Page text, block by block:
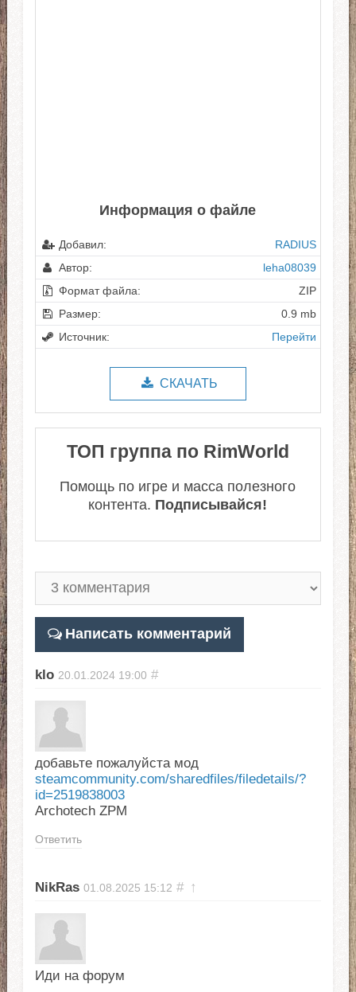
Информация о файле
Добавил:
RADIUS
Автор:
leha08039
Формат файла:
ZIP
Размер:
0.9 mb
Источник:
Перейти
СКАЧАТЬ
ТОП группа по RimWorld
Помощь по игре и масса полезного
контента. Подписывайся!
Написать комментарий
klo 20.01.2024 19:00 #
добавьте пожалуйста мод
steamcommunity.com/sharedfiles/filedetails/?
id=2519838003
Archotech ZPM
Ответить
NikRas 01.08.2025 15:12 # ↑
Иди на форум